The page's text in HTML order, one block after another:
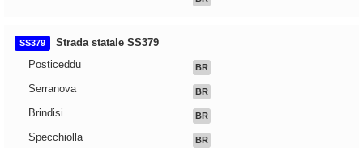
SS379
Strada statale SS379
Posticeddu
BR
Serranova BR
Brindisi BR
Specchiolla BR